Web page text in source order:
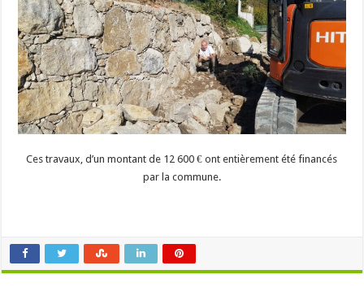
Ces travaux, d’un montant de 12 600 € ont entièrement été financés
par la commune.